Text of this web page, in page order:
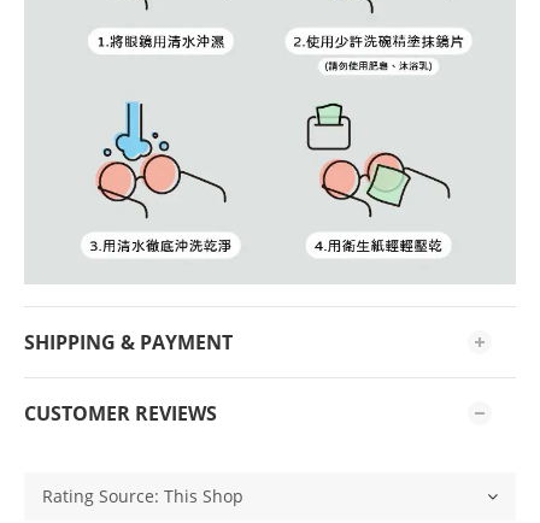
SHIPPING & PAYMENT
CUSTOMER REVIEWS